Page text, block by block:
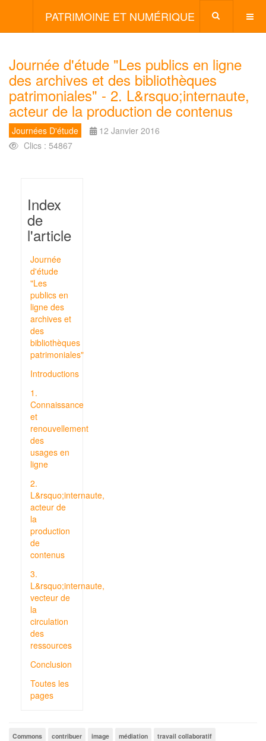
PATRIMOINE ET NUMÉRIQUE
Journée d'étude "Les publics en ligne
des archives et des bibliothèques
patrimoniales" - 2. L&rsquo;internaute,
acteur de la production de contenus
Journées D'étude
12 Janvier 2016
Clics : 54867
Index
de
l'article
Journée
d'étude
"Les
publics en
ligne des
archives et
des
bibliothèques
patrimoniales"
Introductions
1.
Connaissance
et
renouvellement
des
usages en
ligne
2.
L&rsquo;internaute,
acteur de
la
production
de
contenus
3.
L&rsquo;internaute,
vecteur de
la
circulation
des
ressources
Conclusion
Toutes les
pages
Commons contribuer image médiation
travail collaboratif